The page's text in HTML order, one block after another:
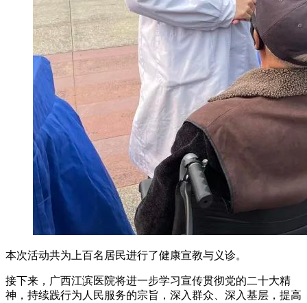
本次活动共为上百名居民进行了健康宣教与义诊。
接下来，广西江滨医院将进一步学习宣传贯彻党的二十大精
神，持续践行为人民服务的宗旨，深入群众、深入基层，提高